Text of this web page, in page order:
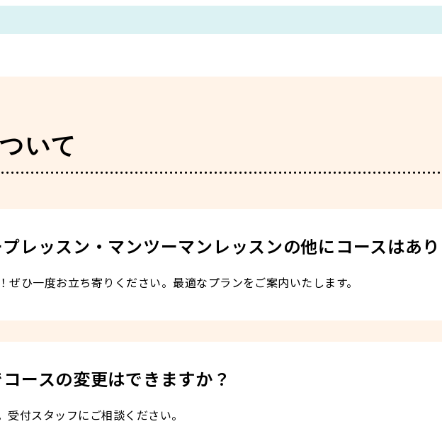
いて
レッスン・マンツーマンレッスンの他にコースはあ
ぜひ一度お立ち寄りください。最適なプランをご案内いたします。
ースの変更はできますか？
受付スタッフにご相談ください。